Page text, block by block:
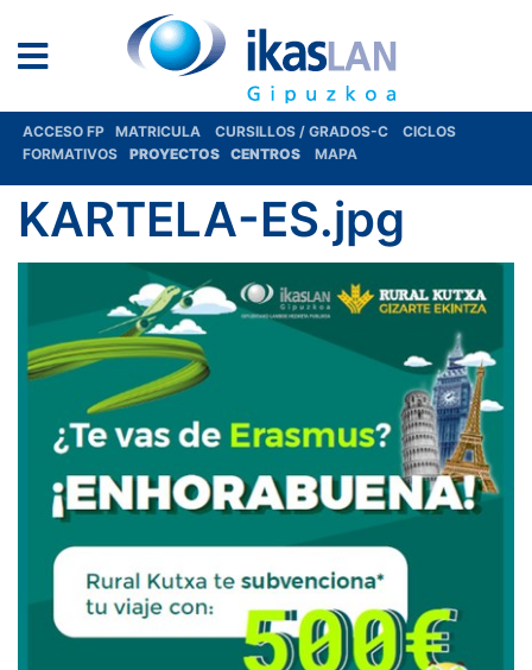
ACCESO FP MATRICULA CURSILLOS / GRADOS-C
CICLOS
FORMATIVOS
PROYECTOS CENTROS MAPA
KARTELA-ES.jpg